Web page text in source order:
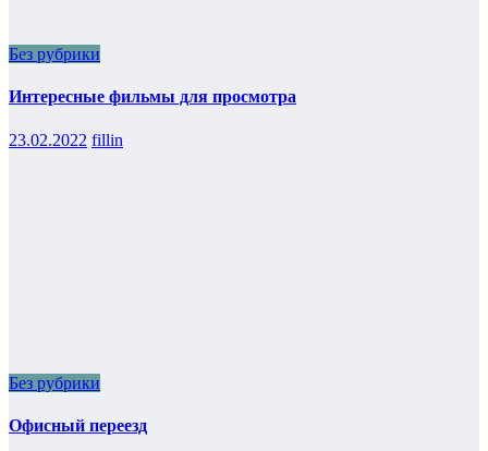
Без рубрики
Интересные фильмы для просмотра
23.02.2022 fillin
Без рубрики
Офисный переезд